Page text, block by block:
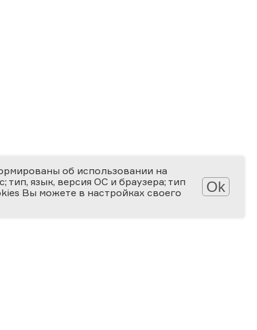
об использовании на
язык, версия ОС и браузера; тип
Вы можете в настройках своего
Ok